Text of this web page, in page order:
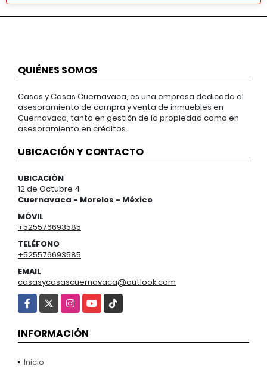
QUIÉNES SOMOS
Casas y Casas Cuernavaca, es una empresa dedicada al
asesoramiento de compra y venta de inmuebles en
Cuernavaca, tanto en gestión de la propiedad como en
asesoramiento en créditos.
UBICACIÓN Y CONTACTO
UBICACIÓN
12 de Octubre 4
Cuernavaca - Morelos - México
MÓVIL
+525576693585
TELÉFONO
+525576693585
EMAIL
casasycasascuernavaca@outlook.com
Facebook
X Instagram
YouTube
TikTok
INFORMACIÓN
Inicio